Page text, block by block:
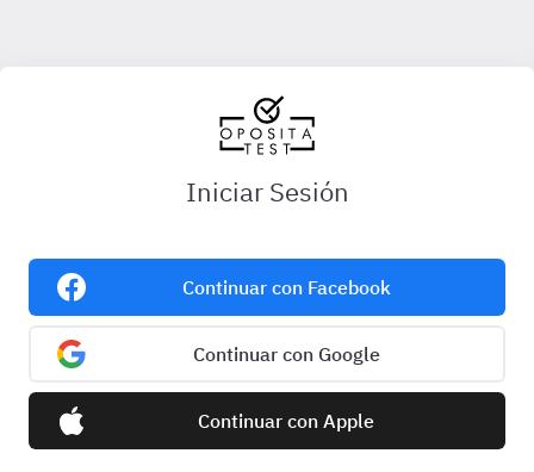
Iniciar Sesión
Continuar con Facebook
Continuar con Google
Continuar con Apple